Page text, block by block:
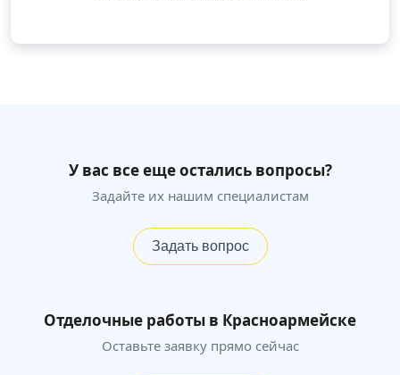
У вас все еще остались вопросы?
Задайте их нашим специалистам
Задать вопрос
Отделочные работы в Красноармейске
Оставьте заявку прямо сейчас